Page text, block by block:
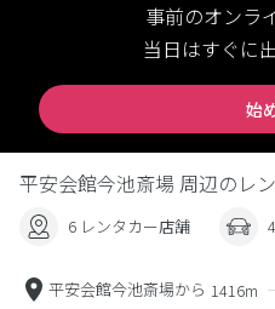
事前のオンラ
当日はすぐに
始
平安会館今池斎場 周辺のレ
6 レンタカー店舗
平安会館今池斎場から 1416m